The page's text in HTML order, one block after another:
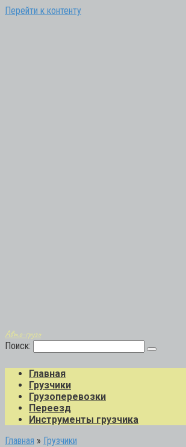
Перейти к контенту
Авто-грузо
Поиск:
Главная
Грузчики
Грузоперевозки
Переезд
Инструменты грузчика
Главная » Грузчики